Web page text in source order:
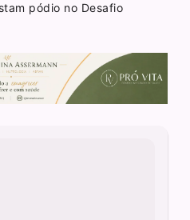
pódio no Desafio